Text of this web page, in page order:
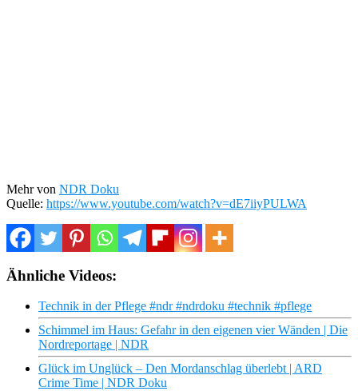
Mehr von NDR Doku
Quelle: https://www.youtube.com/watch?v=dE7iiyPULWA
Ähnliche Videos:
Technik in der Pflege #ndr #ndrdoku #technik #pflege
Schimmel im Haus: Gefahr in den eigenen vier Wänden | Die
Nordreportage | NDR
Glück im Unglück – Den Mordanschlag überlebt | ARD
Crime Time | NDR Doku